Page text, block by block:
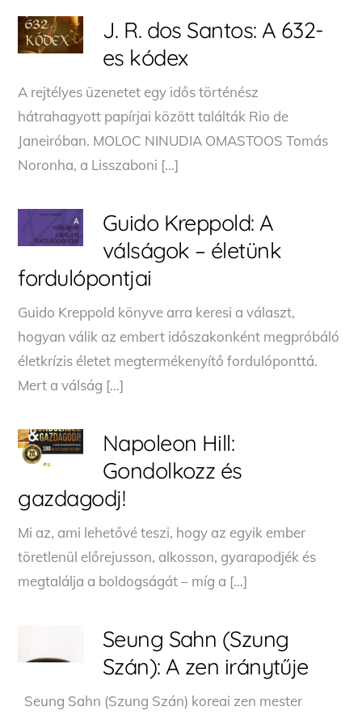
J. R. dos Santos: A ​632-
es kódex
A ​rejtélyes üzenetet egy idős történész
hátrahagyott papírjai között találták Rio de
Janeiróban. MOLOC NINUDIA OMASTOOS Tomás
Noronha, a Lisszaboni […]
Guido Kreppold: A ​
válságok – életünk
fordulópontjai
Guido Kreppold könyve arra keresi a választ,
hogyan válik az embert időszakonként megpróbáló
életkrízis életet megtermékenyítő fordulóponttá.
Mert a válság […]
Napoleon Hill:
Gondolkozz ​és
gazdagodj!
Mi ​az, ami lehetővé teszi, hogy az egyik ember
töretlenül előrejusson, alkosson, gyarapodjék és
megtalálja a boldogságát – míg a […]
Seung Sahn (Szung
Szán): A zen iránytűje
Seung Sahn (Szung Szán) koreai zen mester